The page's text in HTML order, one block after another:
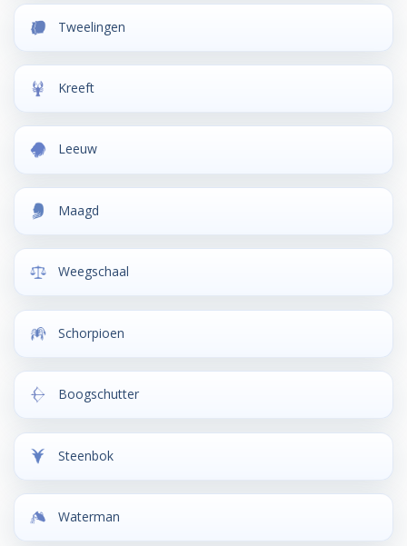
Tweelingen
Kreeft
Leeuw
Maagd
Weegschaal
Schorpioen
Boogschutter
Steenbok
Waterman